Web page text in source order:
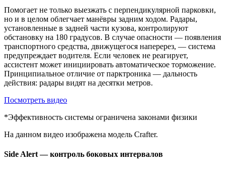
Помогает не только выезжать с перпендикулярной парковки,
но и в целом облегчает манёвры задним ходом. Радары,
установленные в задней части кузова, контролируют
обстановку на 180 градусов. В случае опасности — появления
транспортного средства, движущегося наперерез, — система
предупреждает водителя. Если человек не реагирует,
ассистент может инициировать автоматическое торможение.
Принципиальное отличие от парктроника — дальность
действия: радары видят на десятки метров.
Посмотреть видео
*Эффективность системы ограничена законами физики
На данном видео изображена модель Crafter.
Side Alert — контроль боковых интервалов